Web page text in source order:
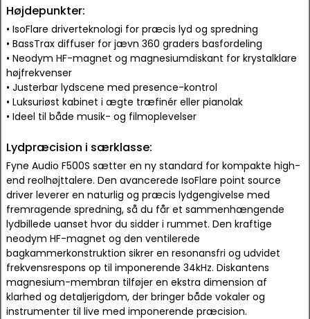
Højdepunkter:
• IsoFlare driverteknologi for præcis lyd og spredning
• BassTrax diffuser for jævn 360 graders basfordeling
• Neodym HF-magnet og magnesiumdiskant for krystalklare
højfrekvenser
• Justerbar lydscene med presence-kontrol
• Luksuriøst kabinet i ægte træfinér eller pianolak
• Ideel til både musik- og filmoplevelser
Lydpræcision i særklasse:
Fyne Audio F500S sætter en ny standard for kompakte high-
end reolhøjttalere. Den avancerede IsoFlare point source
driver leverer en naturlig og præcis lydgengivelse med
fremragende spredning, så du får et sammenhængende
lydbillede uanset hvor du sidder i rummet. Den kraftige
neodym HF-magnet og den ventilerede
bagkammerkonstruktion sikrer en resonansfri og udvidet
frekvensrespons op til imponerende 34kHz. Diskantens
magnesium-membran tilføjer en ekstra dimension af
klarhed og detaljerigdom, der bringer både vokaler og
instrumenter til live med imponerende præcision.